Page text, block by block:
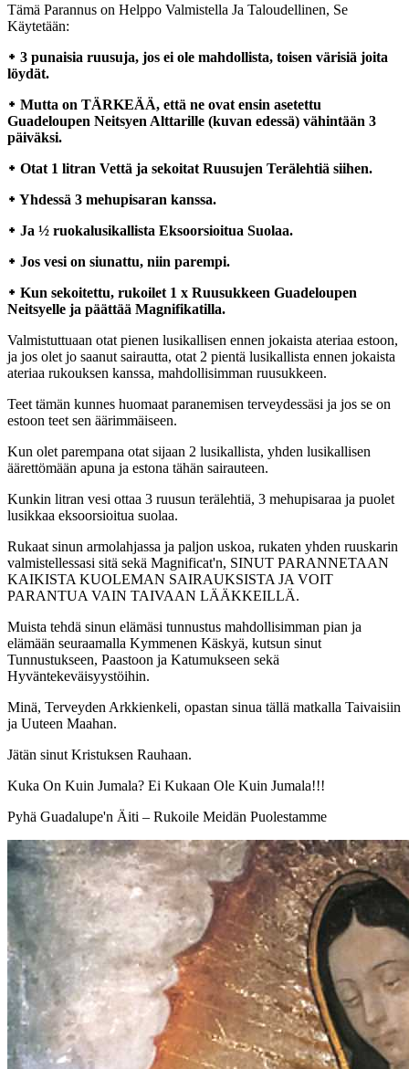
Tämä Parannus on Helppo Valmistella Ja Taloudellinen, Se
Käytetään:
᛭ 3 punaisia ruusuja, jos ei ole mahdollista, toisen värisiä joita
löydät.
᛭ Mutta on TÄRKEÄÄ, että ne ovat ensin asetettu
Guadeloupen Neitsyen Alttarille (kuvan edessä) vähintään 3
päiväksi.
᛭ Otat 1 litran Vettä ja sekoitat Ruusujen Terälehtiä siihen.
᛭ Yhdessä 3 mehupisaran kanssa.
᛭ Ja ½ ruokalusikallista Eksoorsioitua Suolaa.
᛭ Jos vesi on siunattu, niin parempi.
᛭ Kun sekoitettu, rukoilet 1 x Ruusukkeen Guadeloupen
Neitsyelle ja päättää Magnifikatilla.
Valmistuttuaan otat pienen lusikallisen ennen jokaista ateriaa estoon,
ja jos olet jo saanut sairautta, otat 2 pientä lusikallista ennen jokaista
ateriaa rukouksen kanssa, mahdollisimman ruusukkeen.
Teet tämän kunnes huomaat paranemisen terveydessäsi ja jos se on
estoon teet sen äärimmäiseen.
Kun olet parempana otat sijaan 2 lusikallista, yhden lusikallisen
äärettömään apuna ja estona tähän sairauteen.
Kunkin litran vesi ottaa 3 ruusun terälehtiä, 3 mehupisaraa ja puolet
lusikkaa eksoorsioitua suolaa.
Rukaat sinun armolahjassa ja paljon uskoa, rukaten yhden ruuskarin
valmistellessasi sitä sekä Magnificat'n, SINUT PARANNETAAN
KAIKISTA KUOLEMAN SAIRAUKSISTA JA VOIT
PARANTUA VAIN TAIVAAN LÄÄKKEILLÄ.
Muista tehdä sinun elämäsi tunnustus mahdollisimman pian ja
elämään seuraamalla Kymmenen Käskyä, kutsun sinut
Tunnustukseen, Paastoon ja Katumukseen sekä
Hyväntekeväisyystöihin.
Minä, Terveyden Arkkienkeli, opastan sinua tällä matkalla Taivaisiin
ja Uuteen Maahan.
Jätän sinut Kristuksen Rauhaan.
Kuka On Kuin Jumala? Ei Kukaan Ole Kuin Jumala!!!
Pyhä Guadalupe'n Äiti – Rukoile Meidän Puolestamme